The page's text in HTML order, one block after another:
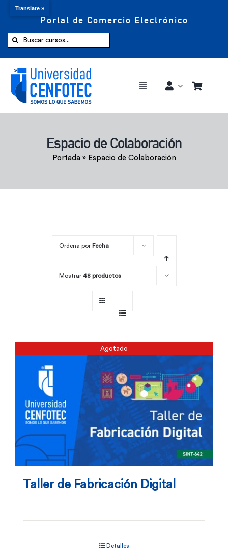
Portal de Comercio Electrónico
Buscar:
Toggle
Comprar ahora
Espacio de Colaboración
Portada» Espacio de Colaboración
Ordena por Fecha
Mostrar 48 productos
Agotado
Taller de Fabricación Digital
Detalles
Translate »